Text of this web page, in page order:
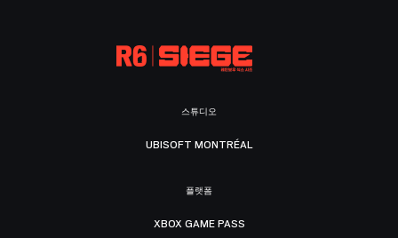
스튜디오
UBISOFT MONTRÉAL
플랫폼
XBOX GAME PASS